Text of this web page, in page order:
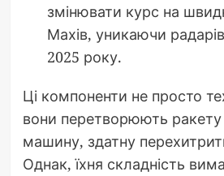
змінювати курс на
Махів, уникаючи
2025 року.
Ці компоненти не просто
вони перетворюють
машину, здатну
Однак, їхня складність